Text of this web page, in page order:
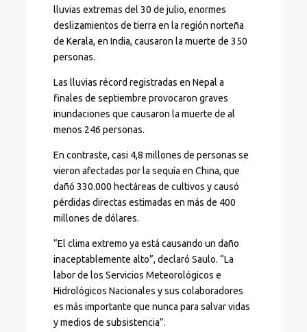
lluvias extremas del 30 de julio, enormes
deslizamientos de tierra en la región norteña
de Kerala, en India, causaron la muerte de 350
personas.
Las lluvias récord registradas en Nepal a
finales de septiembre provocaron graves
inundaciones que causaron la muerte de al
menos 246 personas.
En contraste, casi 4,8 millones de personas se
vieron afectadas por la sequía en China, que
dañó 330.000 hectáreas de cultivos y causó
pérdidas directas estimadas en más de 400
millones de dólares.
“El clima extremo ya está causando un daño
inaceptablemente alto”, declaró Saulo. “La
labor de los Servicios Meteorológicos e
Hidrológicos Nacionales y sus colaboradores
es más importante que nunca para salvar vidas
y medios de subsistencia”.